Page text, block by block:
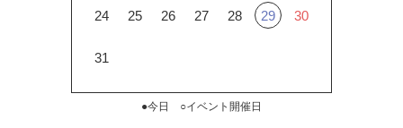
24 25 26 27 28 29 30
31
●今日 ○イベント開催日